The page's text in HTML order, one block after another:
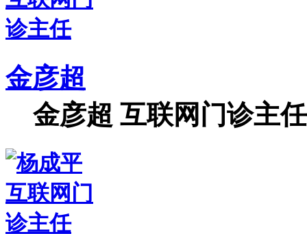
金彦超
金彦超 互联网门诊主